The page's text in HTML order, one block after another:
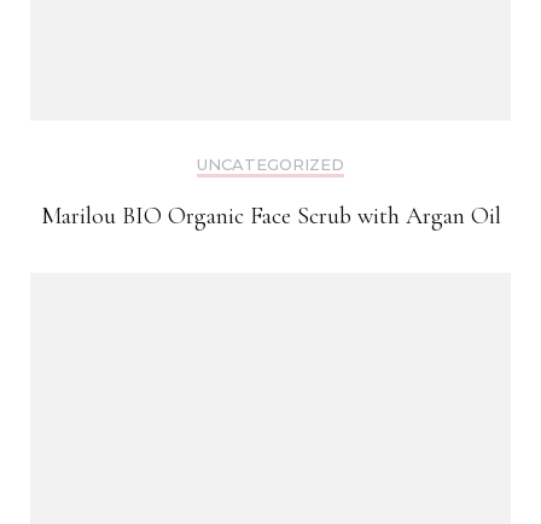
UNCATEGORIZED
Marilou BIO Organic Face Scrub with Argan Oil